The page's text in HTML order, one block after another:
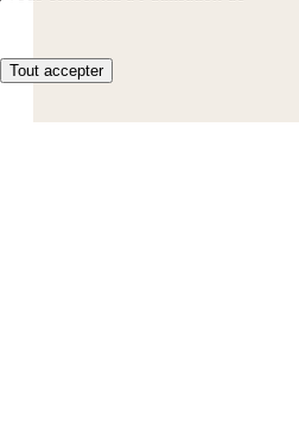
Tout accepter